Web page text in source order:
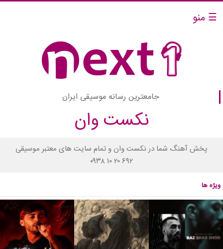
☰ منو
جامعترین رسانه موسیقی ایران
نکست وان
پخش آهنگ شما در نکست وان و تمام سایت های معتبر موسیقی
۰۹۳۸ ۱۰ ۲۰ ۶۹۲
ویژه ها